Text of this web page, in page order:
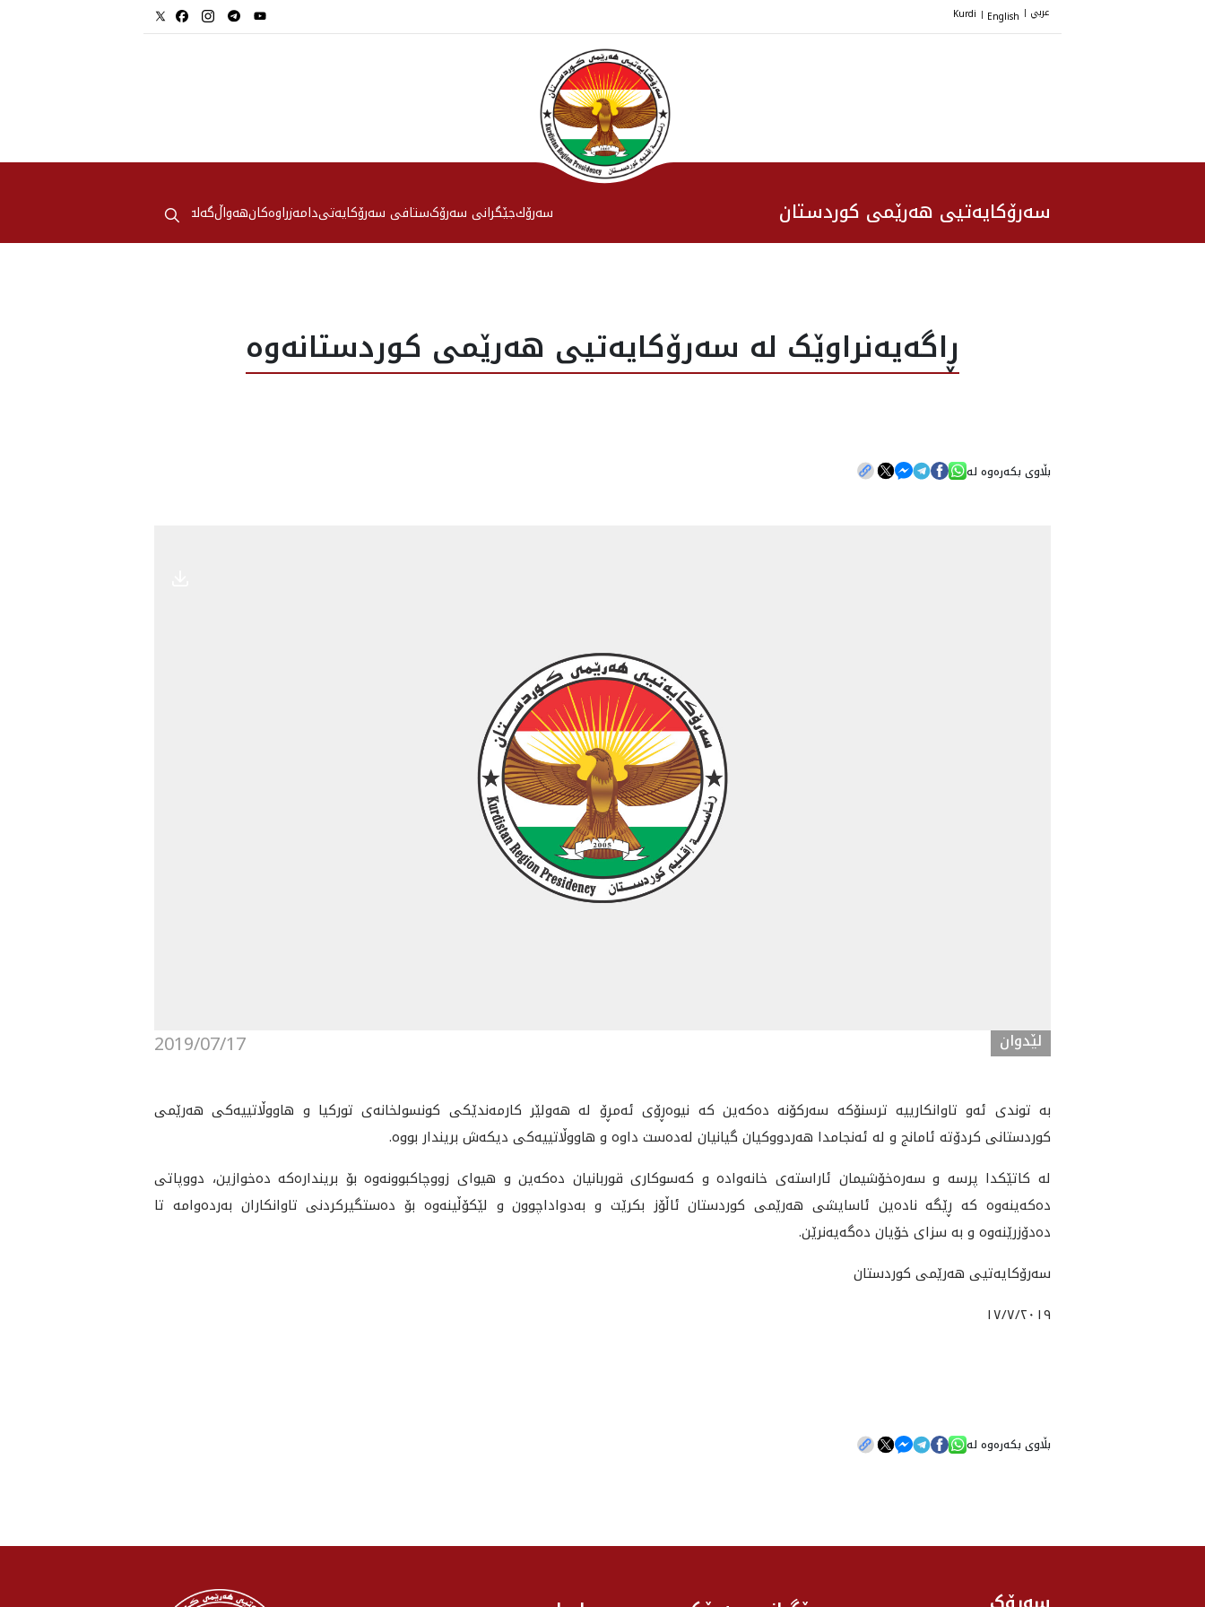
عربي |
English
|
Kurdi
سەرۆکایەتیی هەرێمی کوردستان سەرۆكجێگرانی سه‌رۆکستافی سەرۆکایەتیدامەزراوەکانهه‌واڵگەلەری
⚲
ڕاگه‌یه‌نراوێک له‌ سه‌رۆکایه‌تیی هه‌رێمی کوردستانه‌وه‌
بڵاوی بکەرەوە لە
2019/07/17 لێدوان
به‌ توندی ئه‌و تاوانکارییه‌ ترسنۆکه‌ سه‌رکۆنه‌ ده‌که‌ین که‌ نیوه‌ڕۆی ئه‌مڕۆ له‌ هه‌ولێر کارمه‌ندێکی کونسولخانه‌ی تورکیا و هاووڵاتییه‌کی هه‌رێمی
کوردستانی کردۆته‌ ئامانج و له‌ ئه‌نجامدا هه‌ردووکیان گیانیان له‌ده‌ست داوه و هاووڵاتییه‌کی دیکه‌ش بریندار بووه‌.
له‌ کاتێکدا پرسه‌ و سه‌ره‌خۆشیمان ئاراسته‌ی خانه‌واده و که‌سوکاری قوربانیان ده‌که‌ین و هیوای زووچاکبوونه‌وه‌ بۆ برینداره‌که‌ ده‌خوازین، دووپاتی
ده‌که‌ینه‌وه‌ که‌ ڕێگه‌ ناده‌ین ئاسایشی هه‌رێمی کوردستان ئاڵۆز بکرێت و به‌دواداچوون و لێکۆڵینه‌وه‌ بۆ ده‌ستگیرکردنی تاوانکاران به‌رده‌وامه‌ تا
ده‌دۆزرێنه‌وه‌ و به‌ سزای خۆیان ده‌گه‌یه‌نرێن.
سه‌رۆکایه‌تیی هه‌رێمی کوردستان
١٧/٧/٢٠١٩
بڵاوی بکەرەوە لە